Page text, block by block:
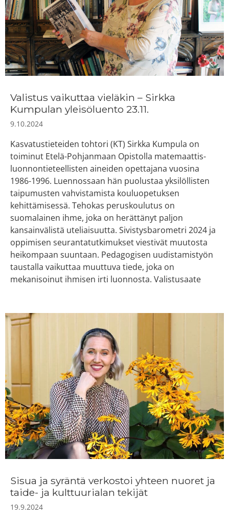
Valistus vaikuttaa vieläkin – Sirkka
Kumpulan yleisöluento 23.11.
9.10.2024
Kasvatustieteiden tohtori (KT) Sirkka Kumpula on
toiminut Etelä-Pohjanmaan Opistolla matemaattis-
luonnontieteellisten aineiden opettajana vuosina
1986-1996. Luennossaan hän puolustaa yksilöllisten
taipumusten vahvistamista kouluopetuksen
kehittämisessä. Tehokas peruskoulutus on
suomalainen ihme, joka on herättänyt paljon
kansainvälistä uteliaisuutta. Sivistysbarometri 2024 ja
oppimisen seurantatutkimukset viestivät muutosta
heikompaan suuntaan. Pedagogisen uudistamistyön
taustalla vaikuttaa muuttuva tiede, joka on
mekanisoinut ihmisen irti luonnosta. Valistusaate
Sisua ja syräntä verkostoi yhteen nuoret ja
taide- ja kulttuurialan tekijät
19.9.2024